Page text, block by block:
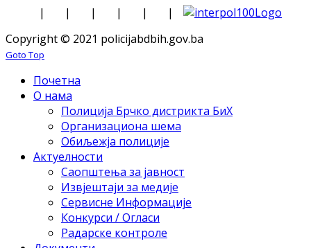
| | | | |
|
Copyright © 2021 policijabdbih.gov.ba
Goto Top
Почетна
О нама
Полиција Брчко дистрикта БиХ
Организациона шема
Обиљежја полиције
Актуелности
Саопштења за јавност
Извјештаји за медије
Сервисне Информације
Конкурси / Огласи
Радарске контроле